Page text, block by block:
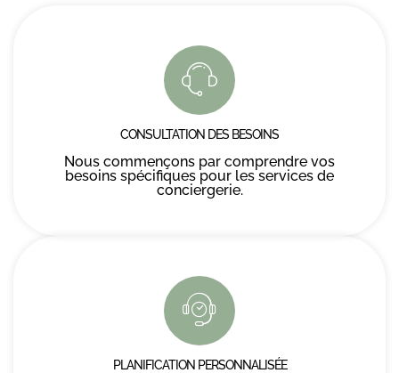
CONSULTATION DES BESOINS
Nous commençons par comprendre vos
besoins spécifiques pour les services de
conciergerie.
PLANIFICATION PERSONNALISÉE